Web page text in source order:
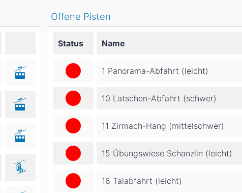
Offene Pisten
Status Name
1 Panorama-Abfahrt (leicht)
10 Latschen-Abfahrt (schwer)
11 Zirmach-Hang (mittelschwer)
15 Übungswiese Schanzlin (leicht)
16 Talabfahrt (leicht)